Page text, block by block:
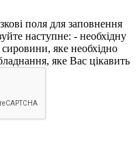
поля для заповнення
наступне: - необхідну
яке необхідно
яке Вас цікавить